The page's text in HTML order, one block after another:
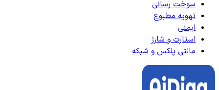
سوخت رسانی
تهویه مطبوع
ایمنی
استارت و شارژ
مالتی پلکس و شبکه